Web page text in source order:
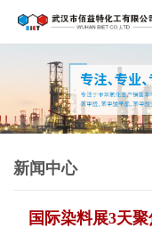
新闻中心
国际染料展3天